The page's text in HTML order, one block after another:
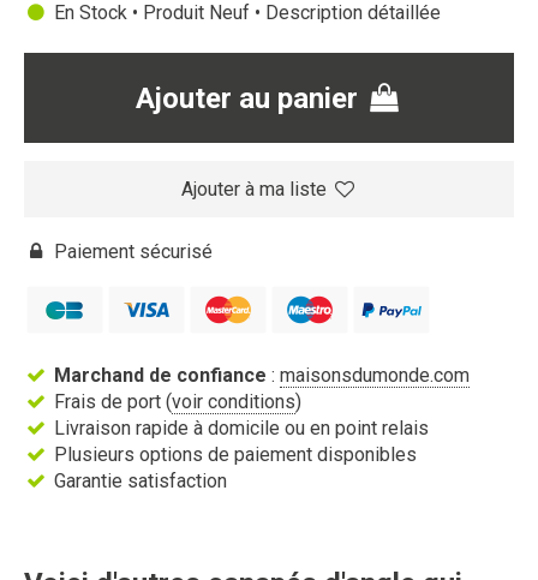
En Stock • Produit Neuf • Description détaillée
Ajouter au panier
Ajouter à ma liste
Paiement sécurisé
Marchand de confiance : maisonsdumonde.com
Frais de port (voir conditions)
Livraison rapide à domicile ou en point relais
Plusieurs options de paiement disponibles
Garantie satisfaction